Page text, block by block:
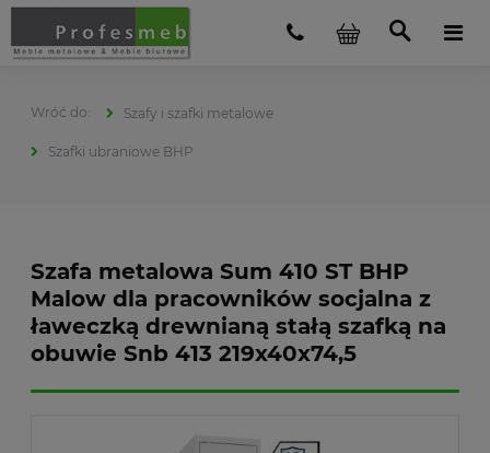
Szafy i szafki metalowe
Szafki ubraniowe BHP
Szafa metalowa Sum 410 ST BHP
Malow dla pracowników socjalna z
ławeczką drewnianą stałą szafką na
obuwie Snb 413 219x40x74,5